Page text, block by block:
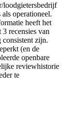
loodgietersbedrijf
operationeel.
heeft het
recensies van
zijn.
(en de
openbare
reviewhistorie
te